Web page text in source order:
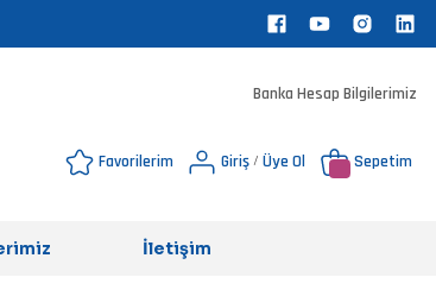
Banka Hesap Bilgilerimiz
Favorilerim Giriş / Üye Ol Sepetim
İletişim